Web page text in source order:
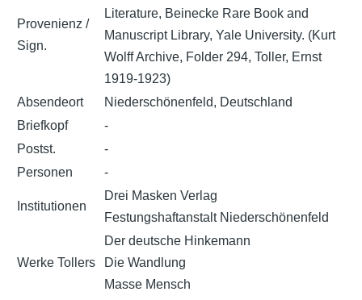
Provenienz /
Sign.
Literature, Beinecke Rare Book and
Manuscript Library, Yale University. (Kurt
Wolff Archive, Folder 294, Toller, Ernst
1919-1923)
Absendeort
Niederschönenfeld, Deutschland
Briefkopf
-
Postst.
-
Personen
-
Institutionen
Drei Masken Verlag
Festungshaftanstalt Niederschönenfeld
Werke Tollers
Der deutsche Hinkemann
Die Wandlung
Masse Mensch